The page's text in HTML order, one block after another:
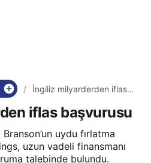
İngiliz milyarderden iflas
iflas başvurusu
uydu fırlatma
uzun vadeli finansmanı
talebinde bulundu.